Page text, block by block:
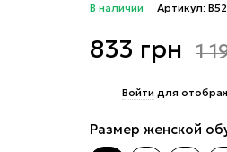
В наличии Артикул:
833 грн 1
Войти для
Размер женской